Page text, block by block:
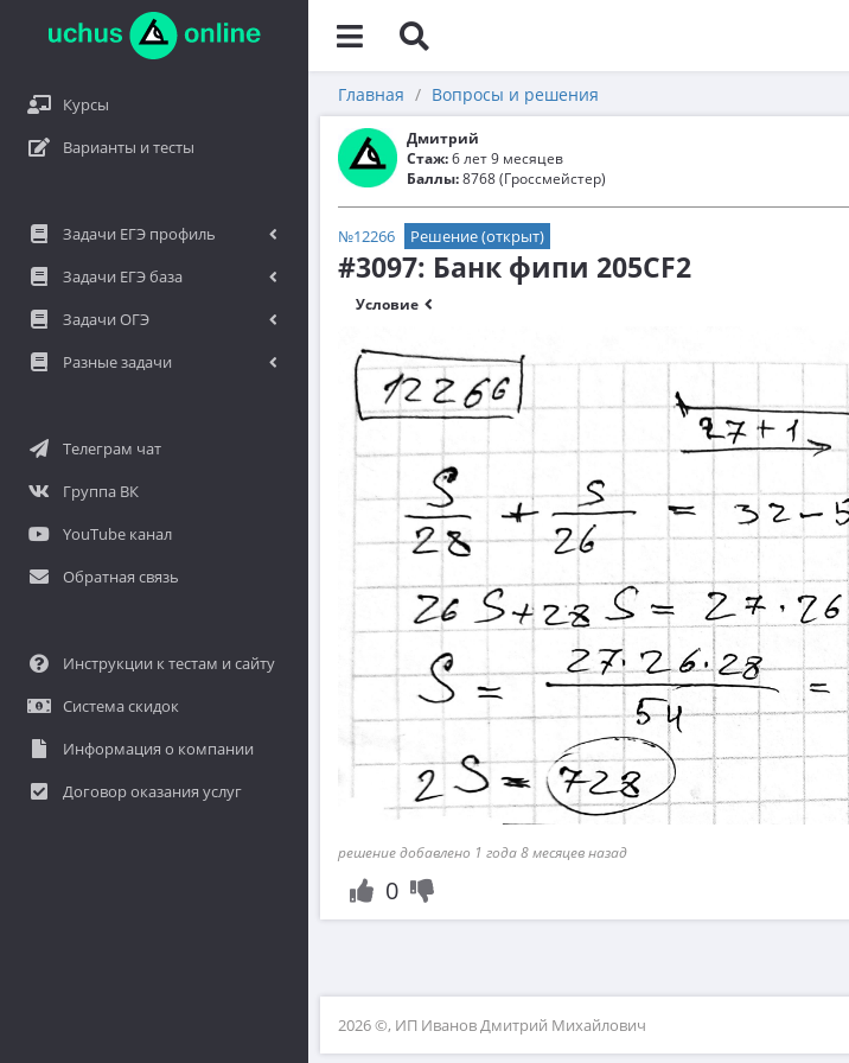
Курсы
Варианты и тесты
Задачи ЕГЭ профиль
Задачи ЕГЭ база
Задачи ОГЭ
Разные задачи
Телеграм чат
Группа ВК
YouTube канал
Обратная связь
Инструкции к тестам и сайту
Система скидок
Информация о компании
Договор оказания услуг
Главная Вопросы и решения
Дмитрий
Стаж:6 лет 9 месяцев
Баллы:8768 (Гроссмейстер)
№12266 Решение (открыт)
#3097: Банк фипи 205CF2
Условие
решение добавлено 1 года 8 месяцев назад
0
2026 ©, ИП Иванов Дмитрий Михайлович